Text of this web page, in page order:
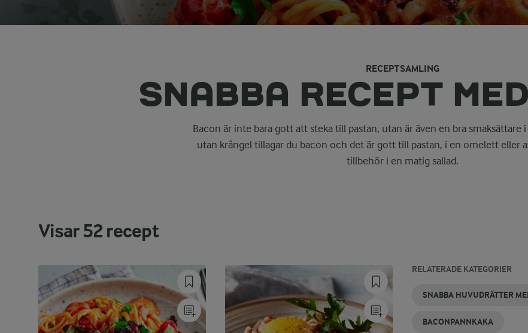
RECEPTSAMLING
SNABBA RECEPT
Bacon är inte bara gott att steka till pastan, utan är även en bra smaksättare
utan krångel tillagar du bacon och det är gott till pastan, i en omelett eller
tillbehör i en matig sallad.
Visar52recept
RELATERADE KATEGORIER
SNABBA HUVUDRÄTTER
BACONPANNKAKA
MIDDAGSTIPS
RECEPT
SNABBMAKARONER
AIOLI